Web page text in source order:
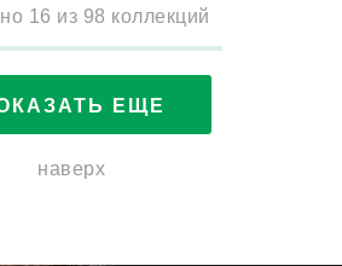
16 из 98 коллекций
ЕЩЕ
наверх